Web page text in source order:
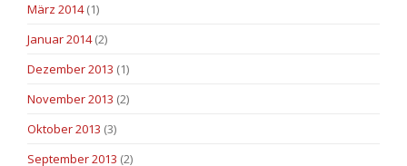
März 2014(1)
Januar 2014(2)
Dezember 2013 (1)
November 2013 (2)
Oktober 2013 (3)
September 2013 (2)